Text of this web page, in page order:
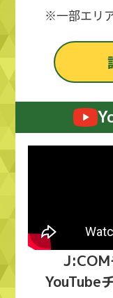
※一部エリ
J:COM
YouTube